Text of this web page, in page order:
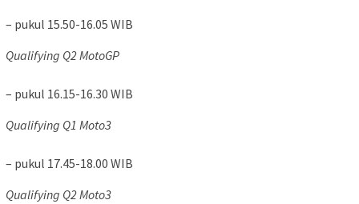
– pukul 15.50-16.05 WIB
Qualifying Q2 MotoGP
– pukul 16.15-16.30 WIB
Qualifying Q1 Moto3
– pukul 17.45-18.00 WIB
Qualifying Q2 Moto3